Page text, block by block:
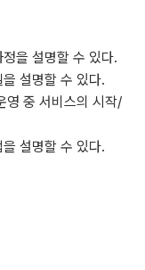
을 설명할 수 있다.
설명할 수 있다.
영 중 서비스의 시작/
설명할 수 있다.